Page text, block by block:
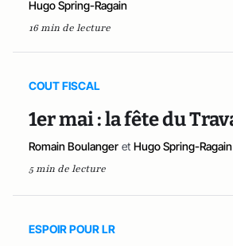
Hugo Spring-Ragain
16 min de lecture
COUT FISCAL
1er mai : la fête du
Romain Boulanger et Hugo Spring-Ragain
5 min de lecture
ESPOIR POUR LR